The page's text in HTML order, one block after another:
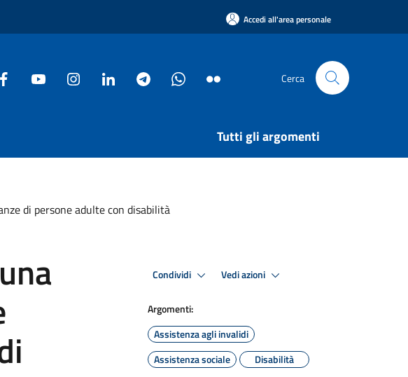
Accedi all'area personale
Cerca
Tutti gli argomenti
di persone adulte con disabilità
Condividi Vedi azioni
Argomenti:
Assistenza agli invalidi
Assistenza sociale
Disabilità